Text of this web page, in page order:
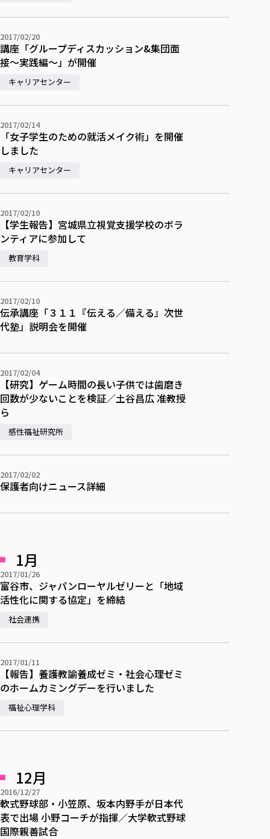
授業料減免・奨学金等
宿舎の紹介
学生生活サポート
学生自主活動支援
社会人学生の育児支援（一時預かり）
学生総合補償制度
スポーツ傷害保険
2017/02/20
講座「グループディスカッション&集団面
接〜実践編〜」が開催
キャリアセンター
2017/02/14
「女子学生のための就活メイク術」を開催
しました
キャリアセンター
2017/02/10
【学生報告】宮城県立視覚支援学校のボラ
ンティアに参加して
教育学科
2017/02/10
伝承講座「３１１『伝える／備える』次世
代塾」説明会を開催
2017/02/04
【研究】ゲーム時間の長い子供では歯磨き
回数が少ないことを検証／土谷昌広 准教授
ら
感性福祉研究所
2017/02/02
保護者向けニュース詳細
1月
2017/01/26
富谷市、ジャパンローヤルゼリーと「地域
活性化に関する協定」を締結
社会連携
2017/01/11
【報告】養護教諭養成ゼミ・社会心理ゼミ
のホームカミングデーを行いました
福祉心理学科
12月
2016/12/27
軟式野球部・小笠原、坂本内野手が日本代
表で出場 小野コーチが指揮／大学軟式野球
国際親善試合